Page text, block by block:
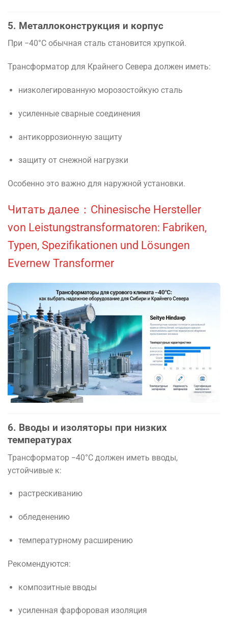
5. Металлоконструкция и корпус
При −40°C обычная сталь становится хрупкой.
Трансформатор для Крайнего Севера должен иметь:
низколегированную морозостойкую сталь
усиленные сварные соединения
антикоррозионную защиту
защиту от снежной нагрузки
Особенно это важно для наружной установки.
Читать далее：Chinesische Hersteller
von Leistungstransformatoren: Fabriken,
Typen, Spezifikationen und Lösungen
Evernew Transformer
6. Вводы и изоляторы при низких
температурах
Трансформатор −40°C должен иметь вводы,
устойчивые к:
растрескиванию
обледенению
температурному расширению
Рекомендуются:
композитные вводы
усиленная фарфоровая изоляция